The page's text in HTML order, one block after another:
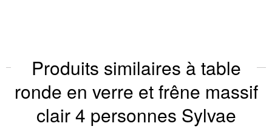
Produits similaires à table
ronde en verre et frêne massif
clair 4 personnes Sylvae